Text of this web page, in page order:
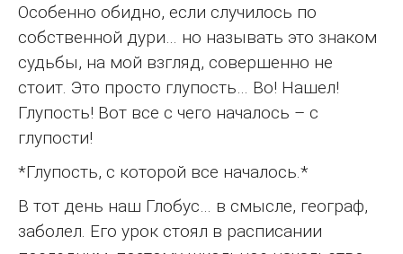
Особенно обидно, если случилось по
собственной дури… но называть это знаком
судьбы, на мой взгляд, совершенно не
стоит. Это просто глупость… Во! Нашел!
Глупость! Вот все с чего началось – с
глупости!
*Глупость, с которой все началось.*
В тот день наш Глобус… в смысле, географ,
заболел. Его урок стоял в расписании